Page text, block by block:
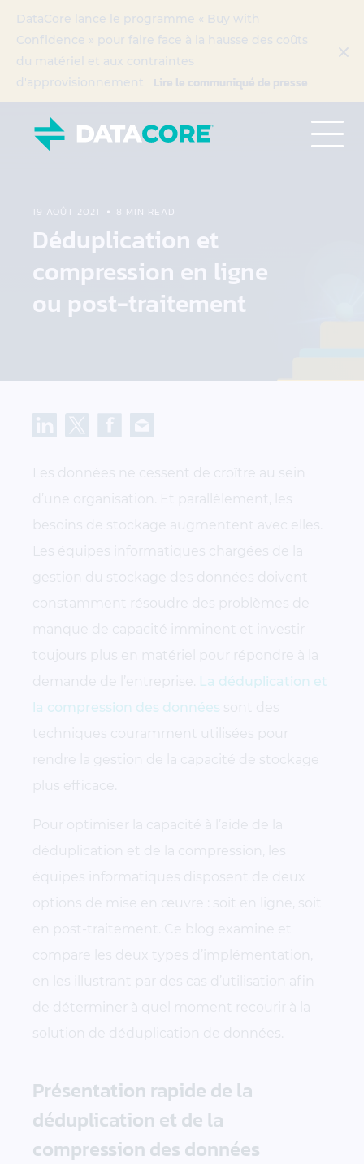
DataCore lance le programme « Buy with
Confidence » pour faire face à la hausse des coûts
du matériel et aux contraintes
d'approvisionnement
Lire le communiqué de presse
19 AOÛT 2021 8 MIN READ
Déduplication et
compression en ligne
ou post-traitement
Les données ne cessent de croître au sein
d’une organisation. Et parallèlement, les
besoins de stockage augmentent avec elles.
Les équipes informatiques chargées de la
gestion du stockage des données doivent
constamment résoudre des problèmes de
manque de capacité imminent et investir
toujours plus en matériel pour répondre à la
demande de l’entreprise.
La déduplication et
la compression des données sont des
techniques couramment utilisées pour
rendre la gestion de la capacité de stockage
plus efficace.
Pour optimiser la capacité à l’aide de la
déduplication et de la compression, les
équipes informatiques disposent de deux
options de mise en œuvre : soit en ligne, soit
en post-traitement. Ce blog examine et
compare les deux types d’implémentation,
en les illustrant par des cas d’utilisation afin
de déterminer à quel moment recourir à la
solution de déduplication de données.
Présentation rapide de la
déduplication et de la
compression des données